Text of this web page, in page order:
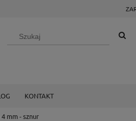
KONTAKT
mm - sznur